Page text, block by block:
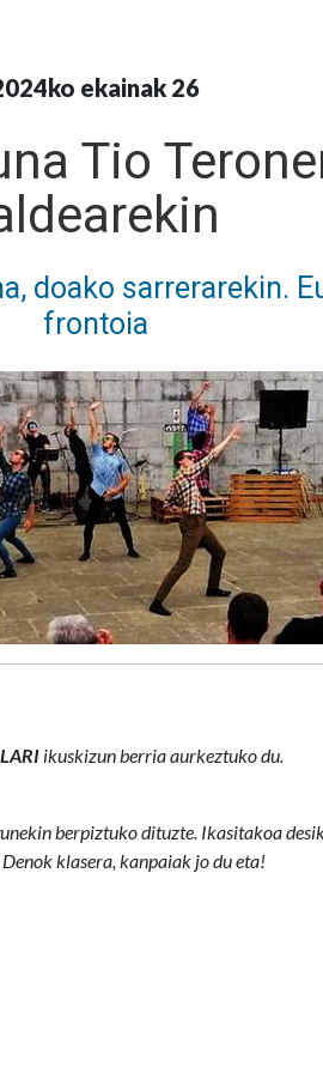
ekainak 26
Tio
doako sarrerarekin.
frontoia
ikuskizun berria aurkeztuko du.
berpiztuko dituzte. Ikasitakoa
klasera, kanpaiak jo du eta!